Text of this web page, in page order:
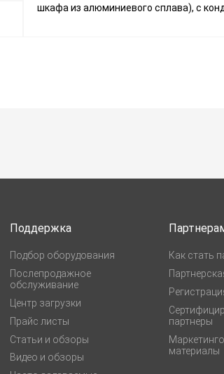
шкафа из алюминиевого сплава), с
Поддержка
Подбор оборудования
Послепродажное
обслуживание
Центр загрузки
Прайс листы
Статьи и обзоры
Видео и обзоры
Как стать
партнеры
материалы